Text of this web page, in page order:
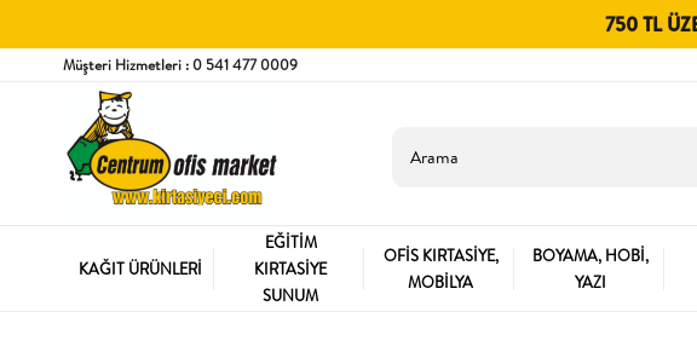
750 TL
Müşteri Hizmetleri : 0 541 477 0009
KAĞIT ÜRÜNLERİ
EĞİTİM
KIRTASİYE
SUNUM
OFİS KIRTASİYE,
MOBİLYA
BOYAMA, HOBİ,
YAZI